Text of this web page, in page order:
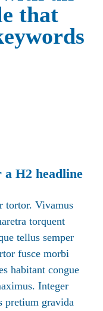
that
H2 headline
tortor. Vivamus
torquent
tellus semper
fusce morbi
habitant congue
Integer
pretium gravida